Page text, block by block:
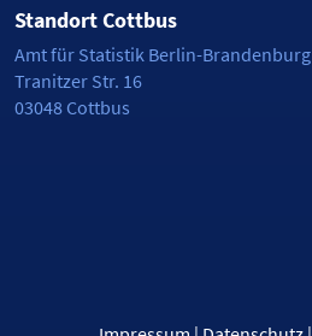
Standort Cottbus
Amt für Statistik Berlin-Brandenburg
Tranitzer Str. 16
03048 Cottbus